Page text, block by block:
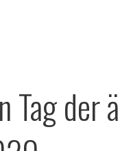
Tag der